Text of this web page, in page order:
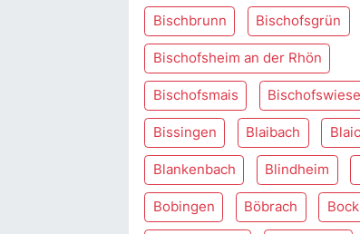
Bischbrunn Bischofsgrün
Bischofsheim an der Rhön
Bischofsmais
Bissingen Blaibach
Blankenbach Blindheim
Bobingen Böbrach